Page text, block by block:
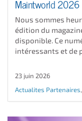
Maintworld 2026
Nous sommes
édition du
disponible. Ce
intéressants et de
23 juin 2026
Actualites Partenaires,